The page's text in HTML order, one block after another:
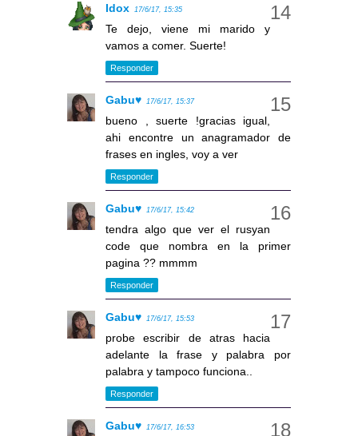
Idox 17/6/17, 15:35
Te dejo, viene mi marido y
vamos a comer. Suerte!
Responder
Gabu♥ 17/6/17, 15:37
bueno , suerte !gracias igual,
ahi encontre un anagramador de
frases en ingles, voy a ver
Responder
Gabu♥ 17/6/17, 15:42
tendra algo que ver el rusyan
code que nombra en la primer
pagina ?? mmmm
Responder
Gabu♥ 17/6/17, 15:53
probe escribir de atras hacia
adelante la frase y palabra por
palabra y tampoco funciona..
Responder
Gabu♥ 17/6/17, 16:53